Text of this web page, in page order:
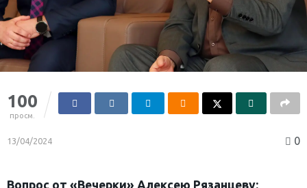
100
просм.
13/04/2024 0
Вопрос от «Вечерки» Алексею Рязанцеву: